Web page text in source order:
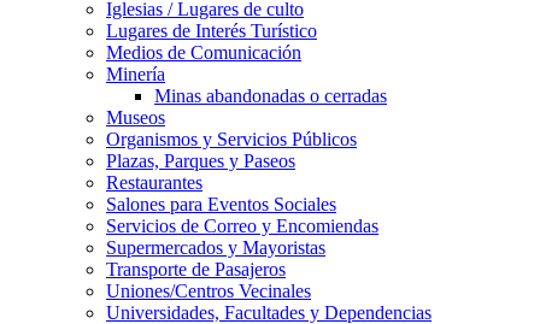
Iglesias / Lugares de culto
Lugares de Interés Turístico
Medios de Comunicación
Minería
Minas abandonadas o cerradas
Museos
Organismos y Servicios Públicos
Plazas, Parques y Paseos
Restaurantes
Salones para Eventos Sociales
Servicios de Correo y Encomiendas
Supermercados y Mayoristas
Transporte de Pasajeros
Uniones/Centros Vecinales
Universidades, Facultades y Dependencias